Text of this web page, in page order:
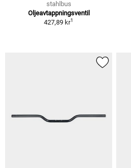
stahlbus
Oljeavtappningsventil
427,89 kr1